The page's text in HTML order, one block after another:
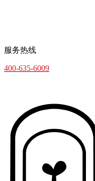
服务热线
400-635-6009